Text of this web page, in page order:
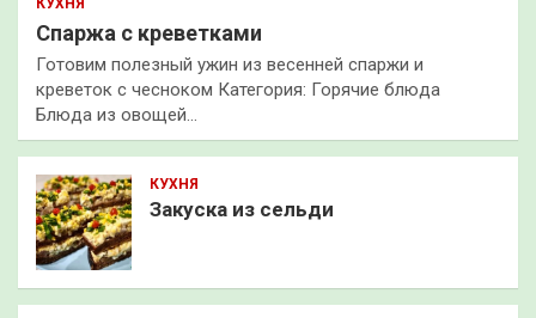
КУХНЯ
Спаржа с креветками
Готовим полезный ужин из весенней спаржи и
креветок с чесноком Категория: Горячие блюда
Блюда из овощей…
КУХНЯ
Закуска из сельди